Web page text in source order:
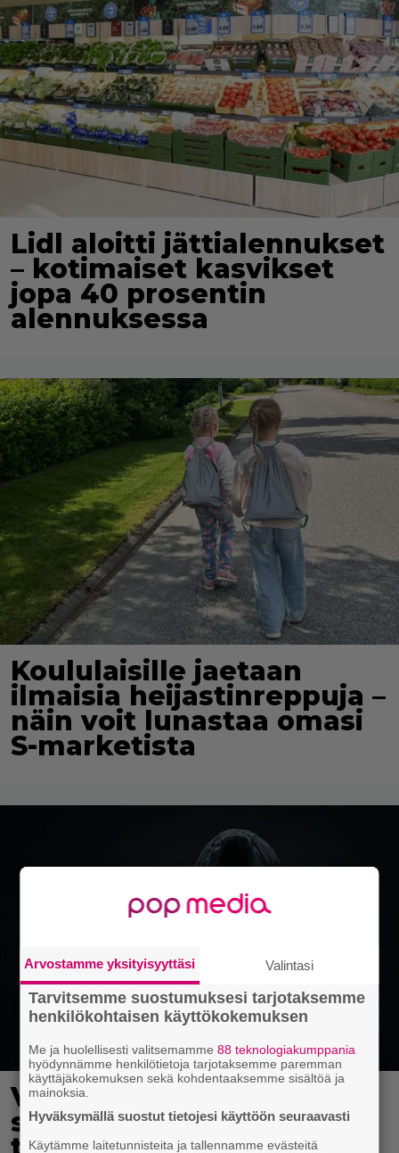
Lidl aloitti jättialennukset
– kotimaiset kasvikset
jopa 40 prosentin
alennuksessa
Koululaisille jaetaan
ilmaisia heijastinreppuja –
näin voit lunastaa omasi
S-marketista
Viikatemiehen asussa
sairaalan katolla
Arvostamme yksityisyyttäsi Valintasi
Tarvitsemme suostumuksesi tarjotaksemme
henkilökohtaisen käyttökokemuksen
Me ja huolellisesti valitsemamme88 teknologiakumppania
hyödynnämme henkilötietoja tarjotaksemme paremman
käyttäjäkokemuksen sekä kohdentaaksemme sisältöä ja
mainoksia.
Hyväksymällä suostut tietojesi käyttöön seuraavasti
Käytämme laitetunnisteita ja tallennamme evästeitä